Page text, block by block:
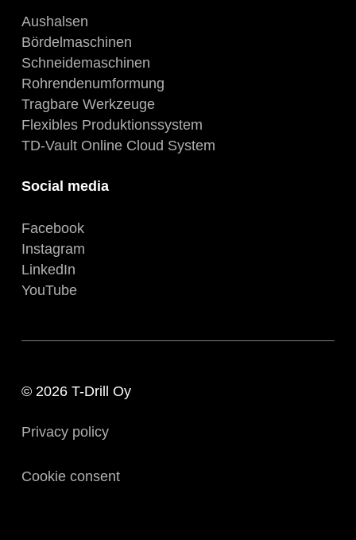
Aushalsen
Bördelmaschinen
Schneidemaschinen
Rohrendenumformung
Tragbare Werkzeuge
Flexibles Produktionssystem
TD-Vault Online Cloud System
Social media
Facebook
Instagram
LinkedIn
YouTube
© 2026 T-Drill Oy
Privacy policy
Cookie consent